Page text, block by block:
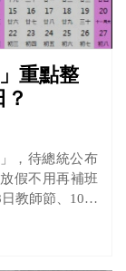
重點整
，待總統公布
假不用再補班
教師節、10月
例生效後配合